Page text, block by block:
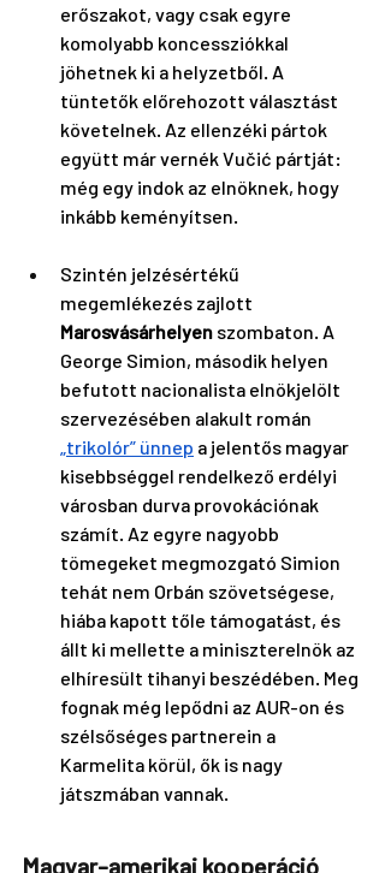
erőszakot, vagy csak egyre
komolyabb koncessziókkal
jöhetnek ki a helyzetből. A
tüntetők előrehozott választást
követelnek. Az ellenzéki pártok
együtt már vernék Vučić pártját:
még egy indok az elnöknek, hogy
inkább keményítsen.
Szintén jelzésértékű
megemlékezés zajlott
Marosvásárhelyen szombaton. A
George Simion, második helyen
befutott nacionalista elnökjelölt
szervezésében alakult román
„trikolór” ünnep a jelentős magyar
kisebbséggel rendelkező erdélyi
városban durva provokációnak
számít. Az egyre nagyobb
tömegeket megmozgató Simion
tehát nem Orbán szövetségese,
hiába kapott tőle támogatást, és
állt ki mellette a miniszterelnök az
elhíresült tihanyi beszédében. Meg
fognak még lepődni az AUR-on és
szélsőséges partnerein a
Karmelita körül, ők is nagy
játszmában vannak.
Magyar-amerikai kooperáció